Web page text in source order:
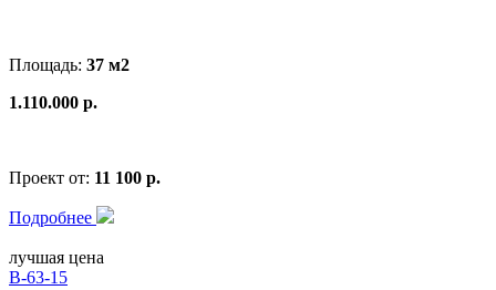
Площадь: 37 м2
1.110.000 р.
Проект от: 11 100 р.
Подробнее
лучшая цена
В-63-15